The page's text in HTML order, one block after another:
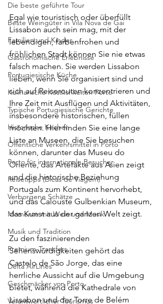
Die beste geführte Tour
Beste Weingüter in Vila Nova de Gai
Familien und Kinder
Gastronomische Erlebnisse
Portugiesische Küche
Kulinarische Köstlichkeiten Porto
Typische Portugiesische Gerichte
Historische Kirchen
Öffentliche Verkehrsmittel in Porto
Porto für internationale Besucher
Reisetipps (Dicas de Viagem)
Verborgene Schätze
Momente mit Wein und Musik
Musik und Tradition
Premium-Transfers
Delta AirLines
Geschmäcker von Porto
Verantwortlicher Tourismus
Egal wie touristisch oder überfüllt
Lissabon auch sein mag, mit der
lebendigen, farbenfrohen und
fröhlichen Stadt können Sie nie etwas
falsch machen. Sie werden Lissabon
lieben, wenn Sie organisiert sind und
sich auf Reiserouten konzentrieren und
Ihre Zeit mit Ausflügen und Aktivitäten,
insbesondere historischen, füllen
möchten. Hier finden Sie eine lange
Liste an Museen, die Sie besuchen
können, darunter das Museu do
Oriente, das Artefakte aus Asien zeigt
und die historische Beziehung
Portugals zum Kontinent hervorhebt,
und das Calouste Gulbenkian Museum,
das Kunst aus der ganzen Welt zeigt.
Zu den faszinierenden
Sehenswürdigkeiten gehört das
Castelo de São Jorge, das eine
herrliche Aussicht auf die Umgebung
bietet, während die Kathedrale von
Lissabon und der Torre de Belém